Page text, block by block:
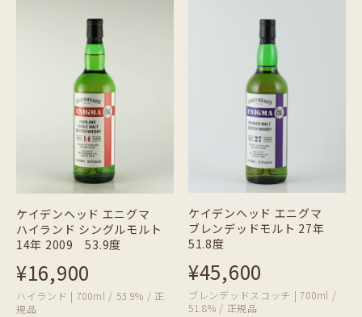
ケイデンヘッド エニグマ
ハイランド シングルモルト
14年 2009 53.9度
¥16,900
ハイランド | 700ml / 53.9% / 正
規品
ケイデンヘッド エニグマ
ブレンデッドモルト 27年
51.8度
¥45,600
ブレンデッドスコッチ | 700ml /
51.8% / 正規品